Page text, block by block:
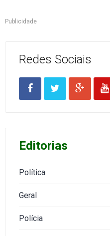
Publicidade
Redes Sociais
Editorias
Política
Geral
Polícia